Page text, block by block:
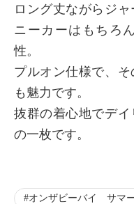
ロング丈ながらジ
ニーカーはもちろ
性。
プルオン仕様で、
も魅力です。
抜群の着心地でデ
の一枚です。
オンザビーバイ サマ